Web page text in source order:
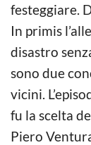
festeggiare.
In primis
disastro
sono due
vicini.
fu la scelta
Piero